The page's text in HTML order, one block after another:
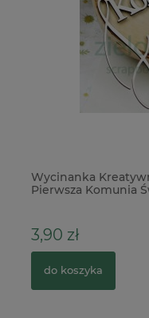
Wycinanka
Pierwsza Komunia
3,90 zł
do koszyka